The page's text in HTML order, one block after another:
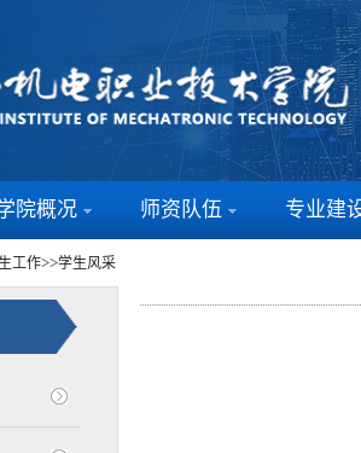
院概况 师资队伍 专业建
工作>>学生风采